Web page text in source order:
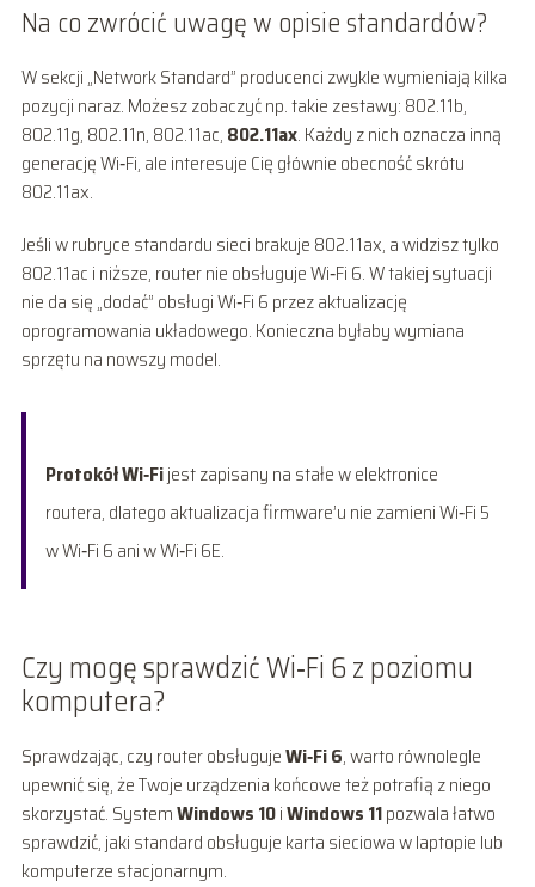
Na co zwrócić uwagę w opisie standardów?
W sekcji „Network Standard” producenci zwykle wymieniają kilka
pozycji naraz. Możesz zobaczyć np. takie zestawy: 802.11b,
802.11g, 802.11n, 802.11ac, 802.11ax. Każdy z nich oznacza inną
generację Wi‑Fi, ale interesuje Cię głównie obecność skrótu
802.11ax.
Jeśli w rubryce standardu sieci brakuje 802.11ax, a widzisz tylko
802.11ac i niższe, router nie obsługuje Wi‑Fi 6. W takiej sytuacji
nie da się „dodać” obsługi Wi‑Fi 6 przez aktualizację
oprogramowania układowego. Konieczna byłaby wymiana
sprzętu na nowszy model.
Protokół Wi‑Fijest zapisany na stałe w elektronice
routera, dlatego aktualizacja firmware’u nie zamieni Wi‑Fi 5
w Wi‑Fi 6 ani w Wi‑Fi 6E.
Czy mogę sprawdzić Wi‑Fi 6 z poziomu
komputera?
Sprawdzając, czy router obsługujeWi‑Fi 6, warto równolegle
upewnić się, że Twoje urządzenia końcowe też potrafią z niego
skorzystać. SystemWindows 10iWindows 11pozwala łatwo
sprawdzić, jaki standard obsługuje karta sieciowa w laptopie lub
komputerze stacjonarnym.